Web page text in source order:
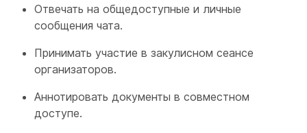
Отвечать на общедоступные и личные
сообщения чата.
Принимать участие в закулисном сеансе
организаторов.
Аннотировать документы в совместном
доступе.